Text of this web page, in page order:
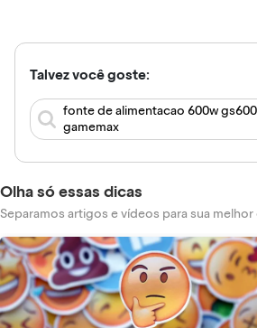
Talvez você goste:
fonte de alimentacao 600w
gamemax
Olha só essas dicas
Separamos artigos e vídeos para sua